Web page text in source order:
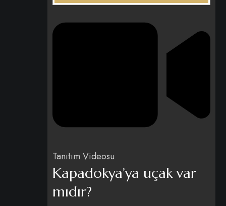
Tanıtım Videosu
Kapadokya’ya uçak var
mıdır?